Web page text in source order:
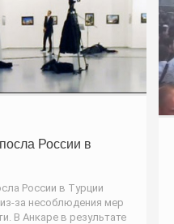
России в
России в Турции
за несоблюдения мер
В Анкаре в результате